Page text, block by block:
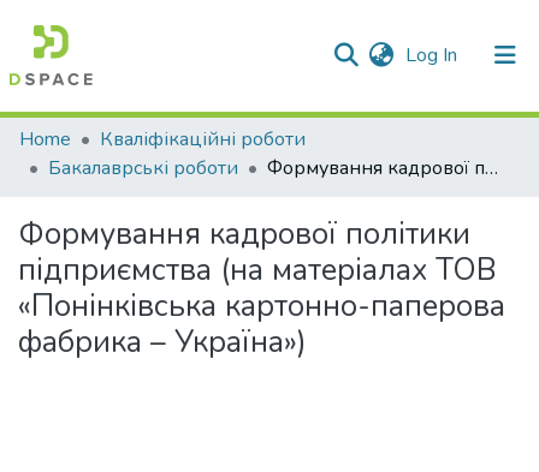
Log In (current)
Communities & Collections
All of DSpace
Statistics
Home
Кваліфікаційні роботи
Бакалаврські роботи
Формування кадрової політики підприємства (на матеріалах ТОВ «Понінківська картонно-паперова фабрика – Україна»)
Формування кадрової політики
підприємства (на матеріалах ТОВ
«Понінківська картонно-паперова
фабрика – Україна»)